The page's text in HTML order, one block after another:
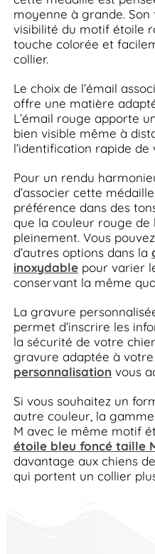
moyenne à grande.
visibilité du motif étoile
touche colorée et
collier.
Le choix de l’émail
offre une matière
L’émail rouge apporte
bien visible même à
l’identification rapide de
Pour un rendu
d’associer cette
préférence dans des
que la couleur rouge de
pleinement. Vous
d’autres options dans la
inoxydablepour varier
conservant la même
La gravure
permet d’inscrire les
la sécurité de votre
gravure adaptée à
personnalisation vous
Si vous souhaitez un
autre couleur, la
M avec le même motif
étoile bleu foncé taille
davantage aux chiens
qui portent un collier